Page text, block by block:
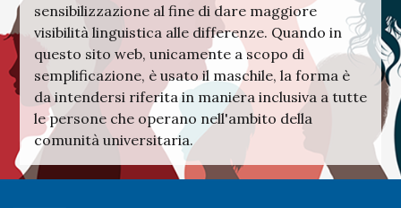
sensibilizzazione al fine di dare maggiore
visibilità linguistica alle differenze. Quando in
questo sito web, unicamente a scopo di
semplificazione, è usato il maschile, la forma è
da intendersi riferita in maniera inclusiva a tutte
le persone che operano nell'ambito della
comunità universitaria.